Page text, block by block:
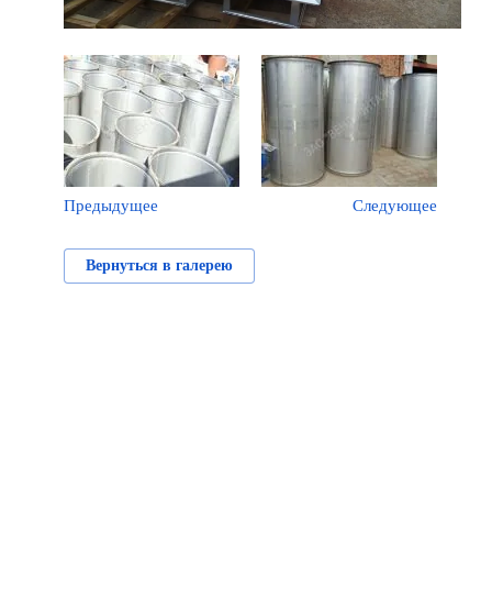
Предыдущее Следующее
Вернуться в галерею